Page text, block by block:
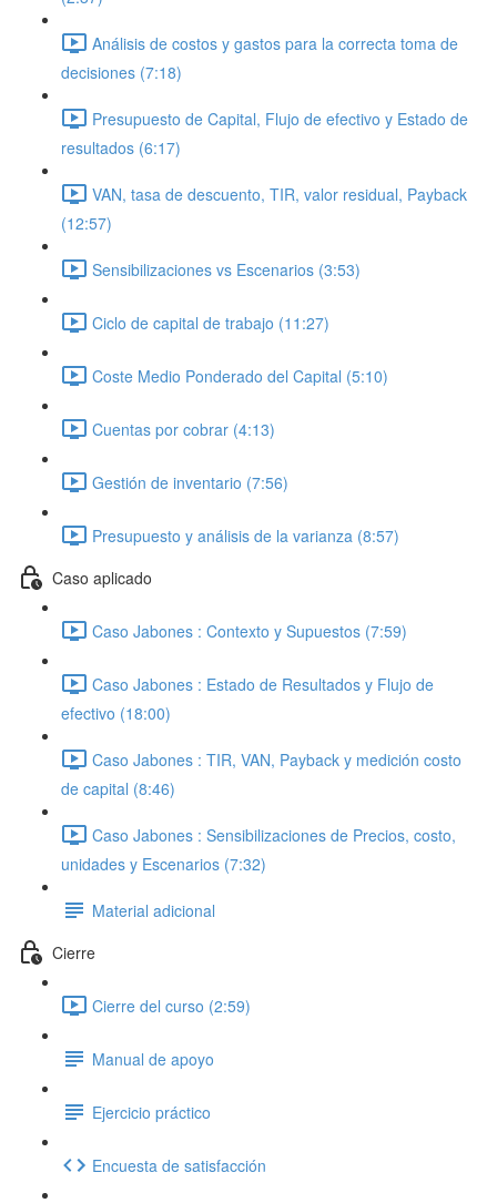
Análisis de costos y gastos para la correcta toma de
decisiones (7:18)
Presupuesto de Capital, Flujo de efectivo y Estado de
resultados (6:17)
VAN, tasa de descuento, TIR, valor residual, Payback
(12:57)
Sensibilizaciones vs Escenarios (3:53)
Ciclo de capital de trabajo (11:27)
Coste Medio Ponderado del Capital (5:10)
Cuentas por cobrar (4:13)
Gestión de inventario (7:56)
Presupuesto y análisis de la varianza (8:57)
Caso aplicado
Caso Jabones : Contexto y Supuestos (7:59)
Caso Jabones : Estado de Resultados y Flujo de
efectivo (18:00)
Caso Jabones : TIR, VAN, Payback y medición costo
de capital (8:46)
Caso Jabones : Sensibilizaciones de Precios, costo,
unidades y Escenarios (7:32)
Material adicional
Cierre
Cierre del curso (2:59)
Manual de apoyo
Ejercicio práctico
Encuesta de satisfacción